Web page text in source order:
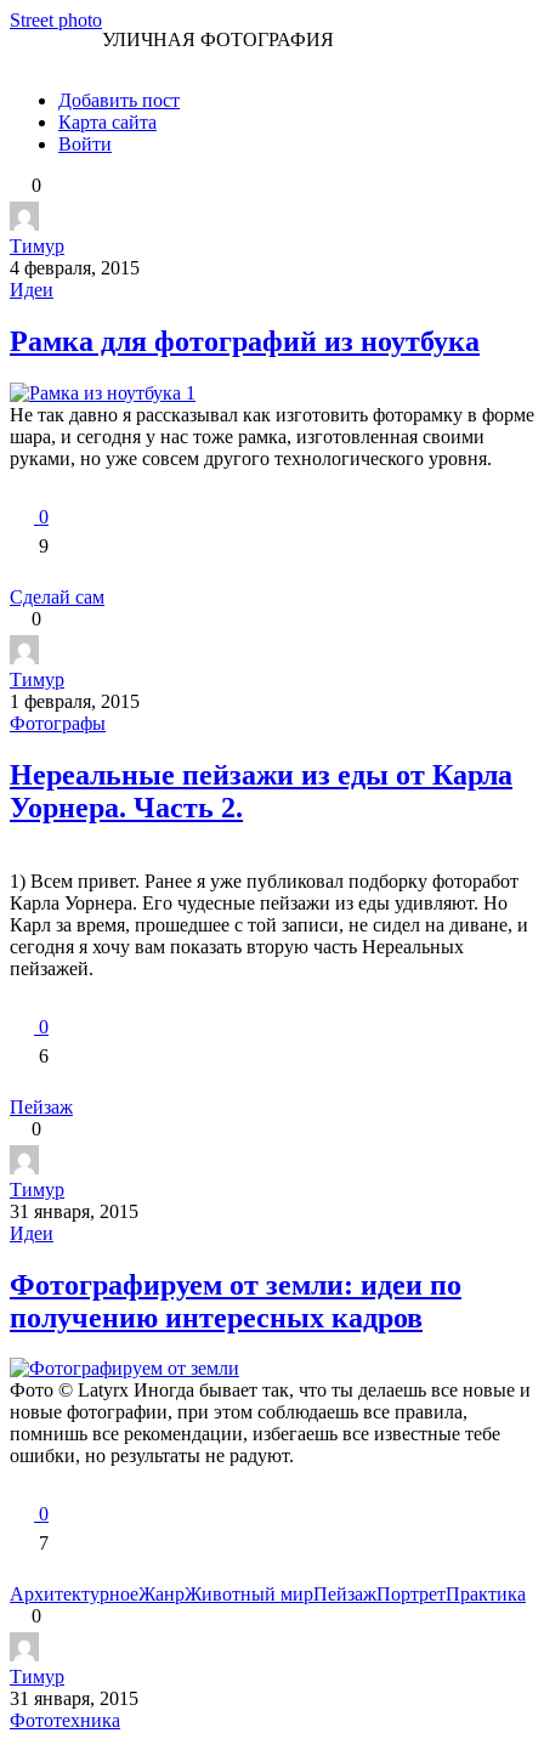
Перейти
Street photo
УЛИЧНАЯ ФОТОГРАФИЯ
Добавить пост
Карта сайта
Войти
0
Тимур
4 февраля, 2015
Идеи
Рамка для фотографий из ноутбука
Не так давно я рассказывал как изготовить фоторамку в форме
шара, и сегодня у нас тоже рамка, изготовленная своими
руками, но уже совсем другого технологического уровня.
0
9
Сделай сам
0
Тимур
1 февраля, 2015
Фотографы
Нереальные пейзажи из еды от Карла
Уорнера. Часть 2.
1) Всем привет. Ранее я уже публиковал подборку фоторабот
Карла Уорнера. Его чудесные пейзажи из еды удивляют. Но
Карл за время, прошедшее с той записи, не сидел на диване, и
сегодня я хочу вам показать вторую часть Нереальных
пейзажей.
0
6
Пейзаж
0
Тимур
31 января, 2015
Идеи
Фотографируем от земли: идеи по
получению интересных кадров
Фото © Latyrx Иногда бывает так, что ты делаешь все новые и
новые фотографии, при этом соблюдаешь все правила,
помнишь все рекомендации, избегаешь все известные тебе
ошибки, но результаты не радуют.
0
7
АрхитектурноеЖанрЖивотный мирПейзажПортретПрактика
0
Тимур
31 января, 2015
Фототехника